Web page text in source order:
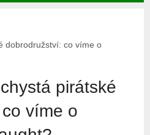
dobrodružství: co víme o
pirátské
víme o